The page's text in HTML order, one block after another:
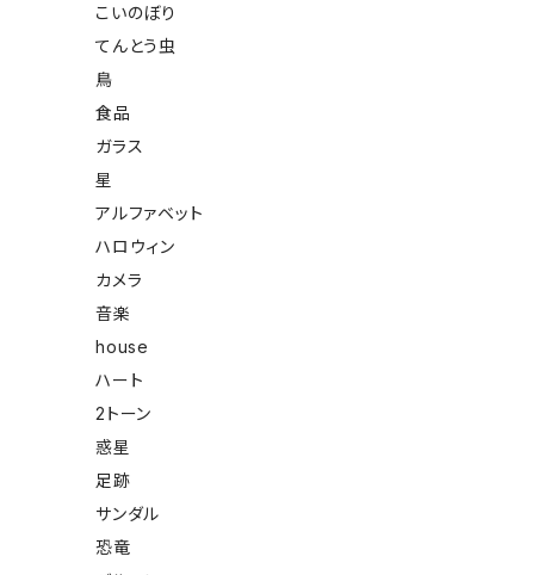
こいのぼり
てんとう虫
鳥
食品
ガラス
星
アルファベット
ハロウィン
カメラ
音楽
house
ハート
2トーン
惑星
足跡
サンダル
恐竜